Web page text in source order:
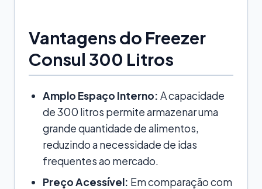
Vantagens do Freezer
Consul 300 Litros
Amplo Espaço Interno: A capacidade
de 300 litros permite armazenar uma
grande quantidade de alimentos,
reduzindo a necessidade de idas
frequentes ao mercado.
Preço Acessível: Em comparação com